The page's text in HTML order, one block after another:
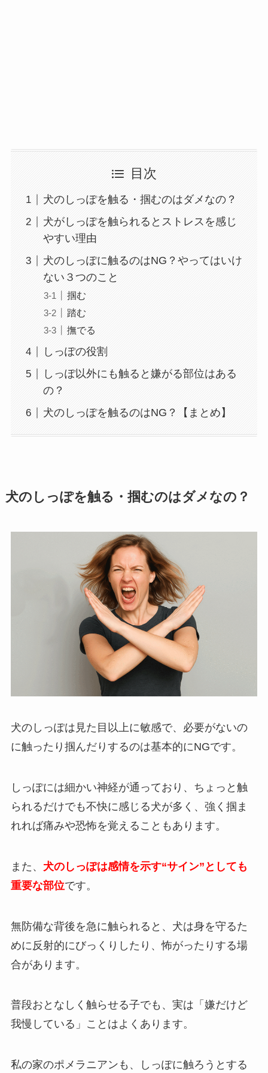
目次
犬のしっぽを触る・掴むのはダメなの？
犬がしっぽを触られるとストレスを感じ
やすい理由
犬のしっぽに触るのはNG？やってはいけ
ない３つのこと
掴む
踏む
撫でる
しっぽの役割
しっぽ以外にも触ると嫌がる部位はある
の？
犬のしっぽを触るのはNG？【まとめ】
犬のしっぽを触る・掴むのはダメなの？
犬のしっぽは見た目以上に敏感で、必要がないの
に触ったり掴んだりするのは基本的にNGです。
しっぽには細かい神経が通っており、ちょっと触
られるだけでも不快に感じる犬が多く、強く掴ま
れれば痛みや恐怖を覚えることもあります。
また、 犬のしっぽは感情を示す“サイン”としても
重要な部位です。
無防備な背後を急に触られると、犬は身を守るた
めに反射的にびっくりしたり、怖がったりする場
合があります。
普段おとなしく触らせる子でも、実は「嫌だけど
我慢している」ことはよくあります。
私の家のポメラニアンも、しっぽに触ろうとする